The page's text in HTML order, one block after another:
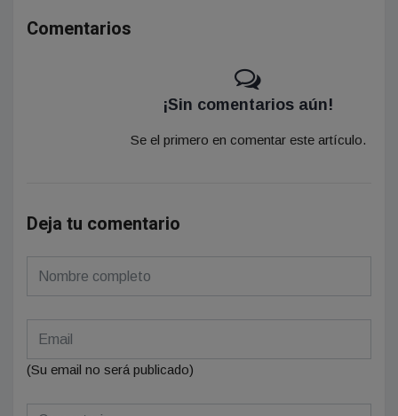
Comentarios
¡Sin comentarios aún!
Se el primero en comentar este artículo.
Deja tu comentario
(Su email no será publicado)